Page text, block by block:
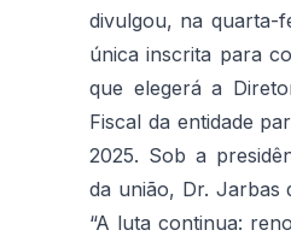
divulgou, na quarta-
única inscrita para
que elegerá a
Fiscal da entidade
2025. Sob a
da união, Dr. Jarbas
“A luta continua: